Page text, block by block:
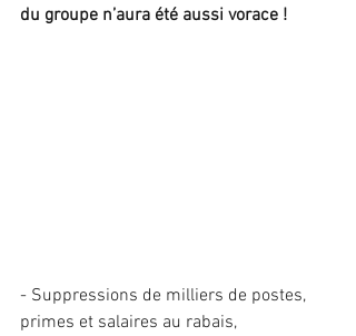
du groupe n’aura été aussi vorace !
- Suppressions de milliers de postes,
primes et salaires au rabais,